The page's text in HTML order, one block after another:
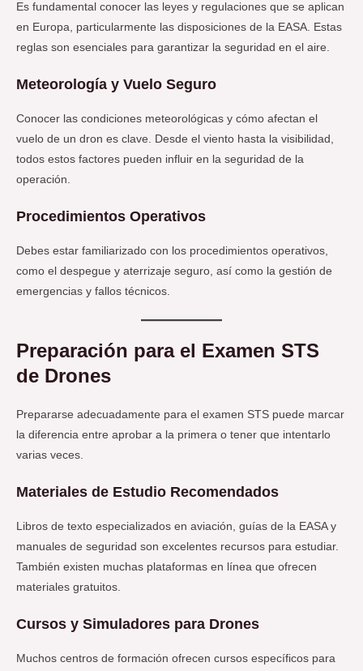
Es fundamental conocer las leyes y regulaciones que se aplican
en Europa, particularmente las disposiciones de la EASA. Estas
reglas son esenciales para garantizar la seguridad en el aire.
Meteorología y Vuelo Seguro
Conocer las condiciones meteorológicas y cómo afectan el
vuelo de un dron es clave. Desde el viento hasta la visibilidad,
todos estos factores pueden influir en la seguridad de la
operación.
Procedimientos Operativos
Debes estar familiarizado con los procedimientos operativos,
como el despegue y aterrizaje seguro, así como la gestión de
emergencias y fallos técnicos.
Preparación para el Examen STS
de Drones
Prepararse adecuadamente para el examen STS puede marcar
la diferencia entre aprobar a la primera o tener que intentarlo
varias veces.
Materiales de Estudio Recomendados
Libros de texto especializados en aviación, guías de la EASA y
manuales de seguridad son excelentes recursos para estudiar.
También existen muchas plataformas en línea que ofrecen
materiales gratuitos.
Cursos y Simuladores para Drones
Muchos centros de formación ofrecen cursos específicos para